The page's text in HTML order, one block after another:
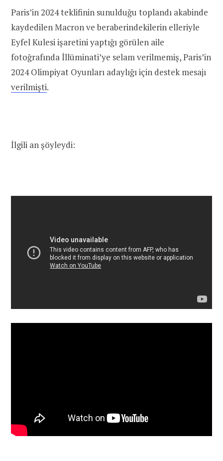
Paris’in 2024 teklifinin sunulduğu toplandı akabinde
kaydedilen Macron ve beraberindekilerin elleriyle
Eyfel Kulesi işaretini yaptığı görülen aile
fotoğrafında İllüminati’ye selam verilmemiş, Paris’in
2024 Olimpiyat Oyunları adaylığı için destek mesajı
verilmişti.
İlgili an şöyleydi: